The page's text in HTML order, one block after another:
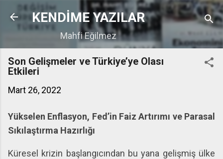
Ana içeriğe atla
KENDİME YAZILAR
Mahfi Eğilmez
Son Gelişmeler ve Türkiye’ye Olası
Etkileri
Mart 26, 2022
Yükselen Enflasyon, Fed’in Faiz Artırımı ve Parasal
Sıkılaştırma Hazırlığı
Küresel krizin başlangıcından bu yana gelişmiş ülke